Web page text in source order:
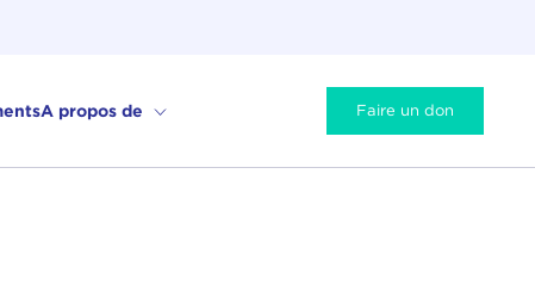
A propos de Faire un don